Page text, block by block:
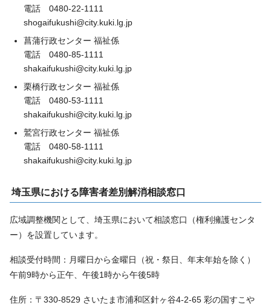
電話 0480-22-1111
shogaifukushi@city.kuki.lg.jp
菖蒲行政センター 福祉係
電話 0480-85-1111
shakaifukushi@city.kuki.lg.jp
栗橋行政センター 福祉係
電話 0480-53-1111
shakaifukushi@city.kuki.lg.jp
鷲宮行政センター 福祉係
電話 0480-58-1111
shakaifukushi@city.kuki.lg.jp
埼玉県における障害者差別解消相談窓口
広域調整機関として、埼玉県において相談窓口（権利擁護センタ
ー）を設置しています。
相談受付時間：月曜日から金曜日（祝・祭日、年末年始を除く）
午前9時から正午、午後1時から午後5時
住所：〒330-8529 さいたま市浦和区針ヶ谷4-2-65 彩の国すこや